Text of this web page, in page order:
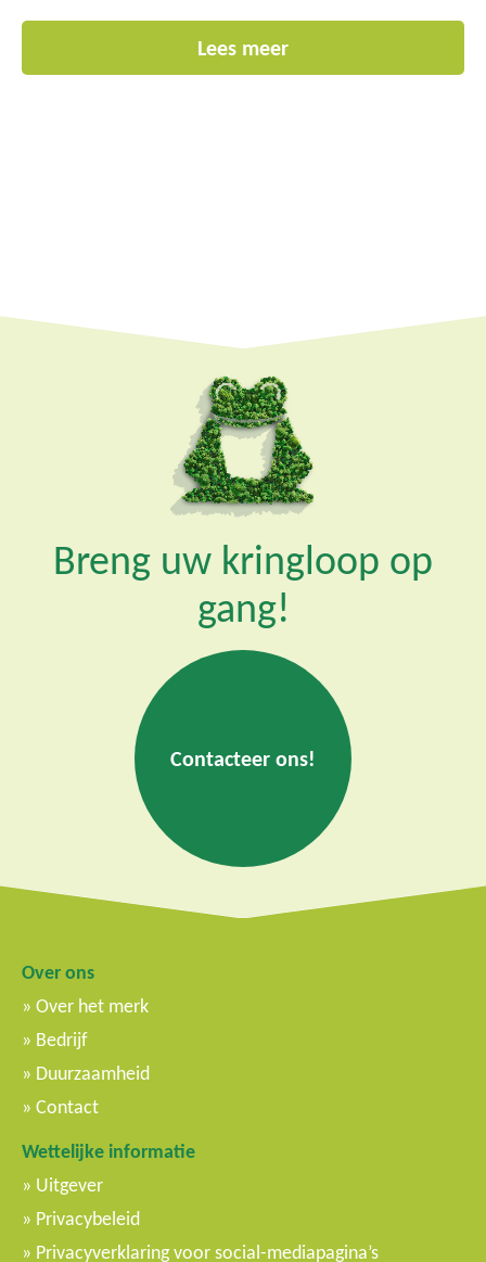
Lees meer
Breng uw kringloop op
gang!
Contacteer ons!
Over ons
Over het merk
Bedrijf
Duurzaamheid
Contact
Wettelijke informatie
Uitgever
Privacybeleid
Privacyverklaring voor social-mediapagina’s